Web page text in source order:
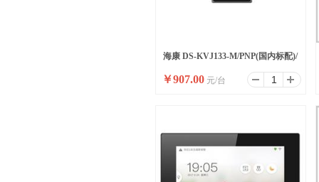
海康 DS-KVJ133-M/PNP(国内标配)/
即插即用专用
￥907.00 元/台